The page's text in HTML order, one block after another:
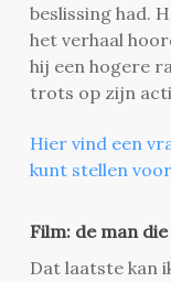
beslissing had.
het verhaal
hij een hogere
trots op zijn
Hier vind een
kunt stellen
Film: de man
Dat laatste kan